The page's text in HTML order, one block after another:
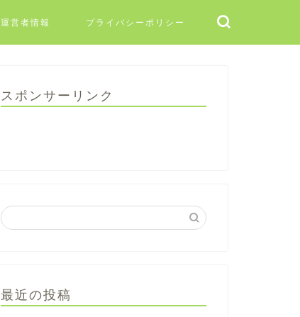
運営者情報 プライバシーポリシー
スポンサーリンク
最近の投稿